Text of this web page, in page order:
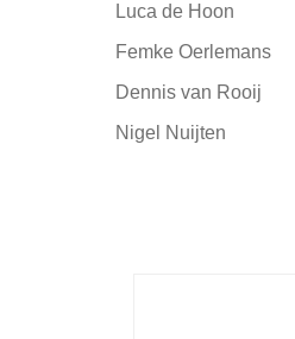
Luca de Hoon
Femke Oerlemans
Dennis van Rooij
Nigel Nuijten